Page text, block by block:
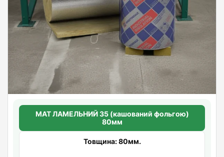
МАТ ЛАМЕЛЬНИЙ 35 (кашований фольгою)
80мм
Товщина: 80мм.